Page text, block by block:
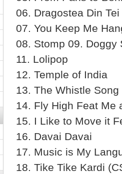
06. Dragostea Din
07. You Keep Me
08. Stomp 09. Doggy
11. Lolipop
12. Temple of India
13. The Whistle Song
14. Fly High Feat Me
15. I Like to Move it
16. Davai Davai
17. Music is My
18. Tike Tike Kardi